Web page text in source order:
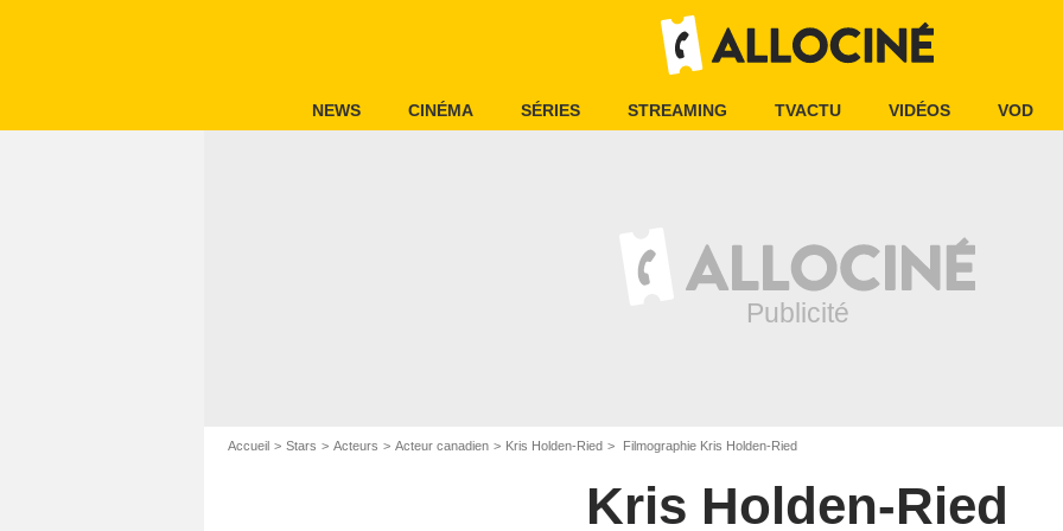
NEWS CINÉMA SÉRIES STREAMING TVACTU VIDÉOS VOD
Accueil Stars Acteurs Acteur canadien Kris Holden-Ried Filmographie Kris Holden-Ried
Kris Holden-Ried